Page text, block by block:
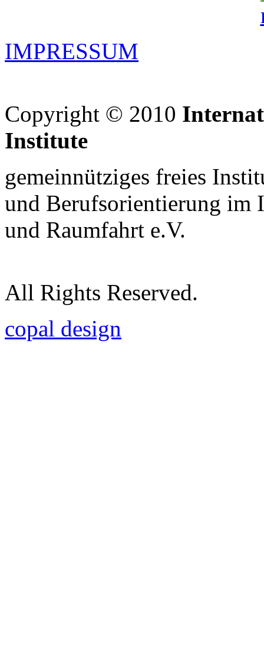
IMPRESSUM
Copyright © 2010
Institute
gemeinnütziges freies
und Berufsorientierung im
und Raumfahrt e.V.
All Rights Reserved.
copal design